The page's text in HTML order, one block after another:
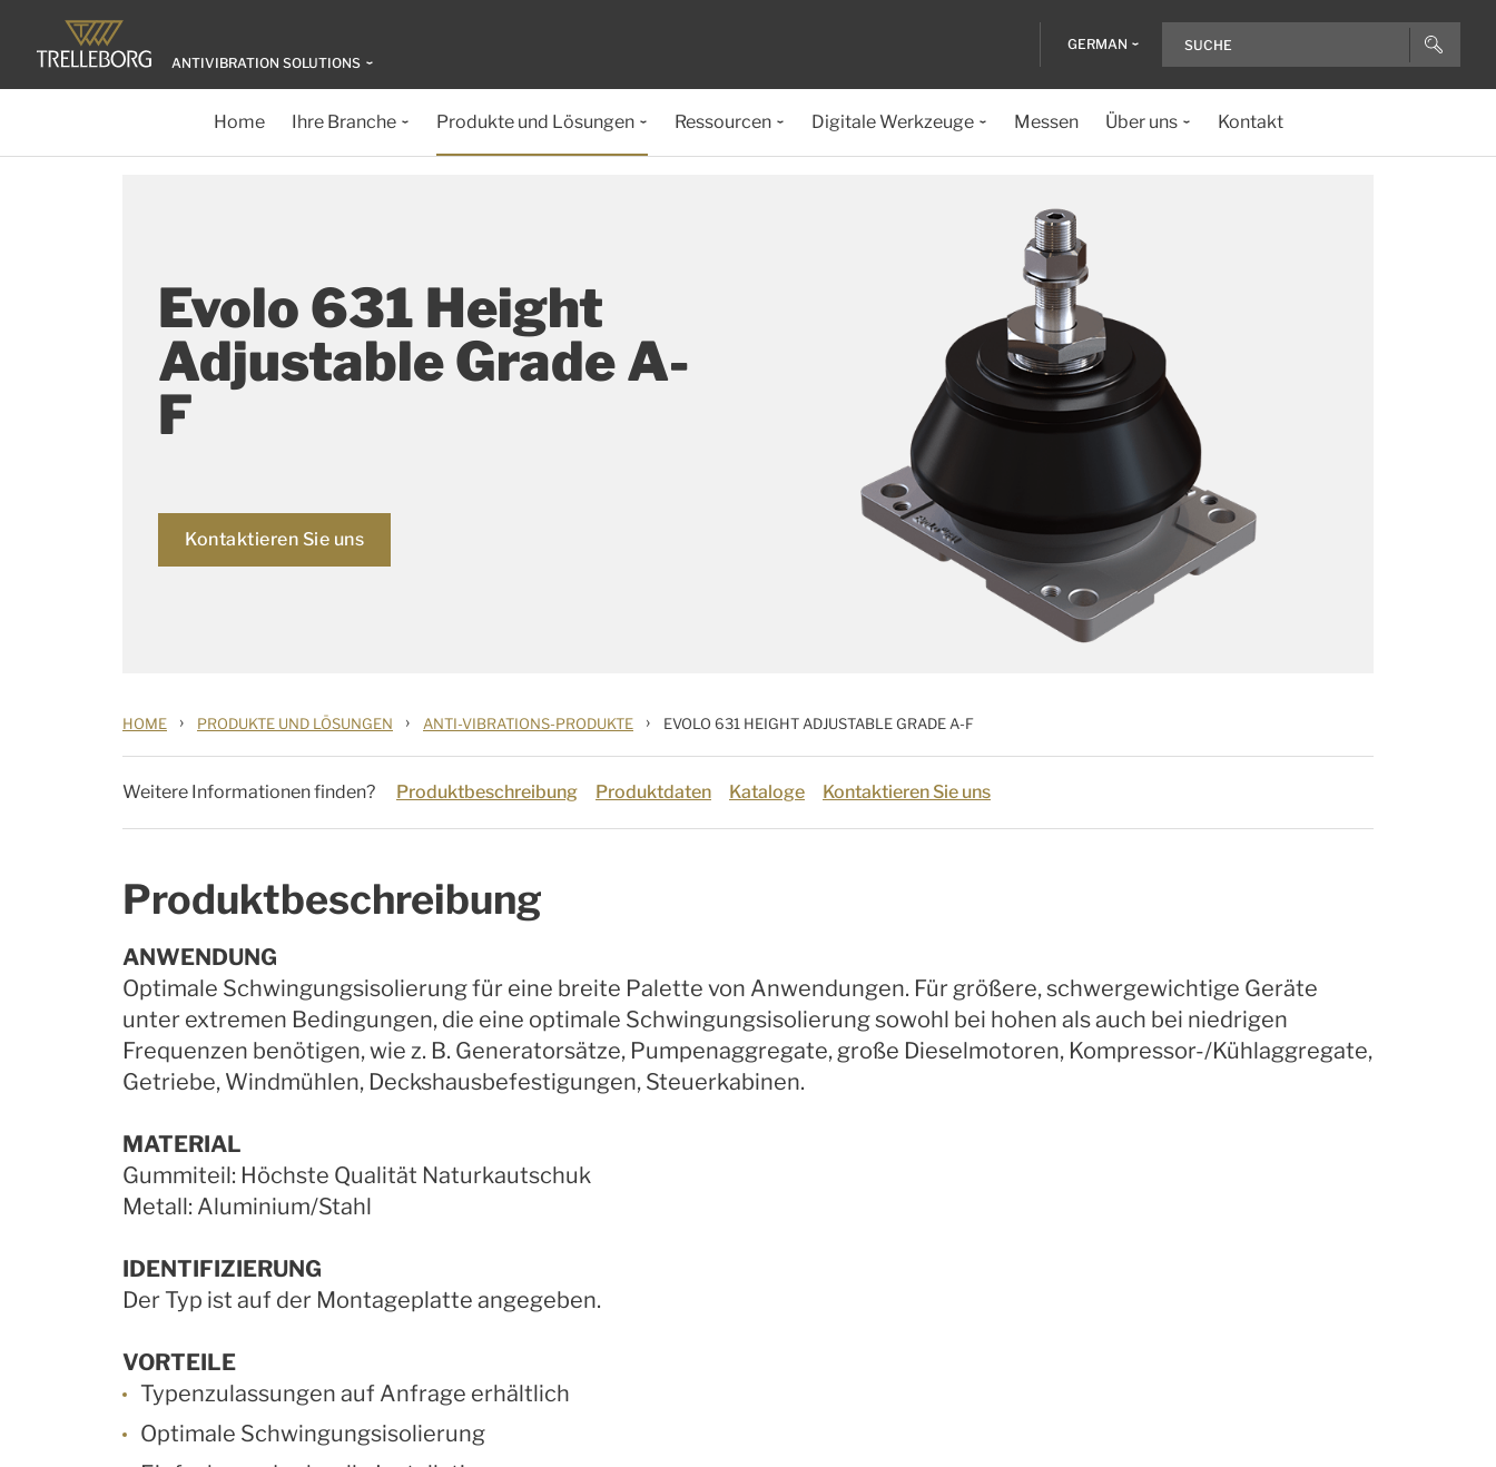
ANTIVIBRATION SOLUTIONS
GERMAN
Home Ihre Branche Produkte und Lösungen Ressourcen Digitale Werkzeuge Messen Über uns Kontakt
Evolo 631 Height
Adjustable Grade A-
F
Kontaktieren Sie uns
HOME › PRODUKTE UND LÖSUNGEN › ANTI-VIBRATIONS-PRODUKTE › EVOLO 631 HEIGHT ADJUSTABLE GRADE A-F
Weitere Informationen finden? Produktbeschreibung Produktdaten Kataloge Kontaktieren Sie uns
Produktbeschreibung
ANWENDUNG
Optimale Schwingungsisolierung für eine breite Palette von Anwendungen. Für größere, schwergewichtige Geräte
unter extremen Bedingungen, die eine optimale Schwingungsisolierung sowohl bei hohen als auch bei niedrigen
Frequenzen benötigen, wie z. B. Generatorsätze, Pumpenaggregate, große Dieselmotoren, Kompressor-/Kühlaggregate,
Getriebe, Windmühlen, Deckshausbefestigungen, Steuerkabinen.
MATERIAL
Gummiteil: Höchste Qualität Naturkautschuk
Metall: Aluminium/Stahl
IDENTIFIZIERUNG
Der Typ ist auf der Montageplatte angegeben.
VORTEILE
Typenzulassungen auf Anfrage erhältlich
Optimale Schwingungsisolierung